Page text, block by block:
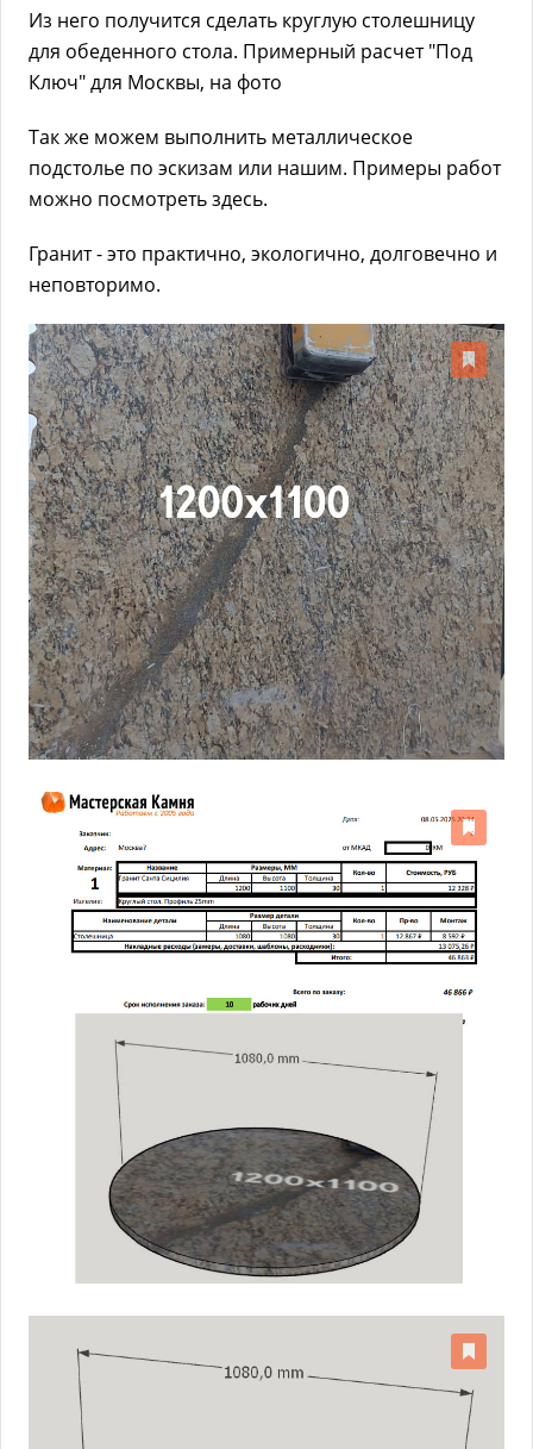
Из него получится сделать круглую столешницу
для обеденного стола. Примерный расчет "Под
Ключ" для Москвы, на фото
Так же можем выполнить металлическое
подстолье по эскизам или нашим. Примеры работ
можно посмотреть здесь.
Гранит - это практично, экологично, долговечно и
неповторимо.